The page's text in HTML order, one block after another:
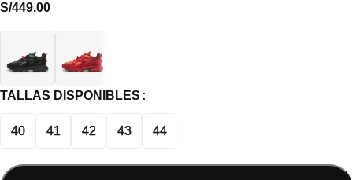
S/449.00
TALLAS DISPONIBLES
40 41 42 43 44